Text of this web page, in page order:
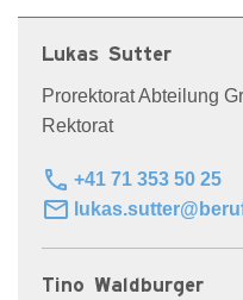
Lukas Sutter
Prorektorat Abteilung
Rektorat
phone +41 71 353 50 25
mail
Tino Waldburger